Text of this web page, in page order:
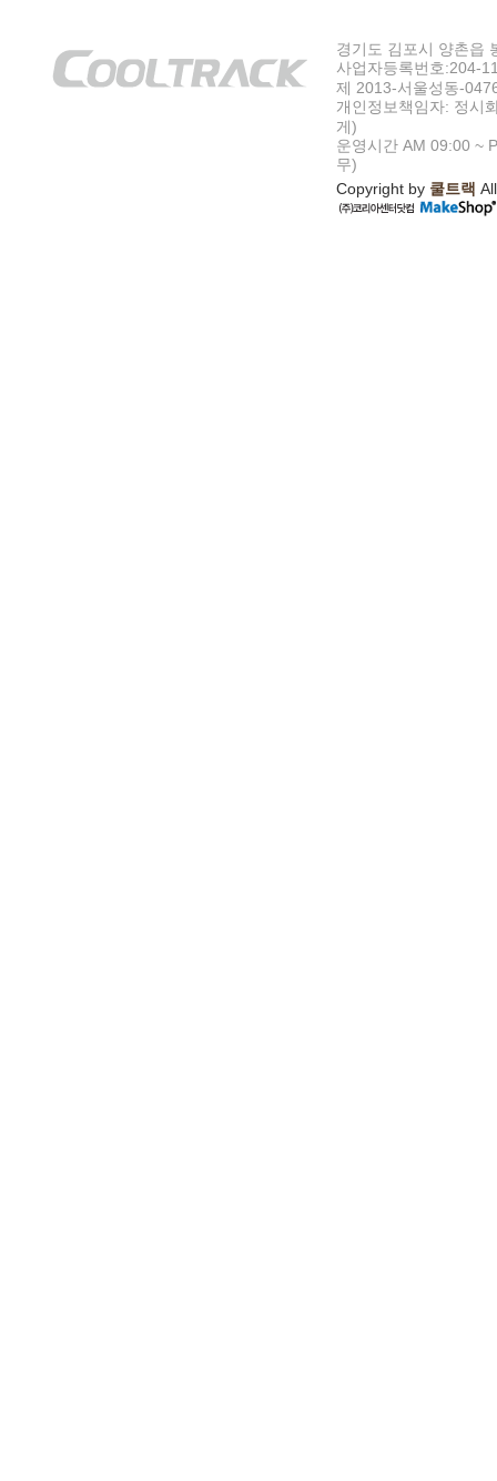
경기도 김포시 양촌읍
사업자등록번호:204-
제 2013-서울성동-
개인정보책임자: 정시
게)
운영시간 AM 09:00 ~
무)
Copyright by 쿨트랙